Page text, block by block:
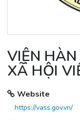
VIỆN
XÃ HỘI
Website
https://vass.gov.vn/